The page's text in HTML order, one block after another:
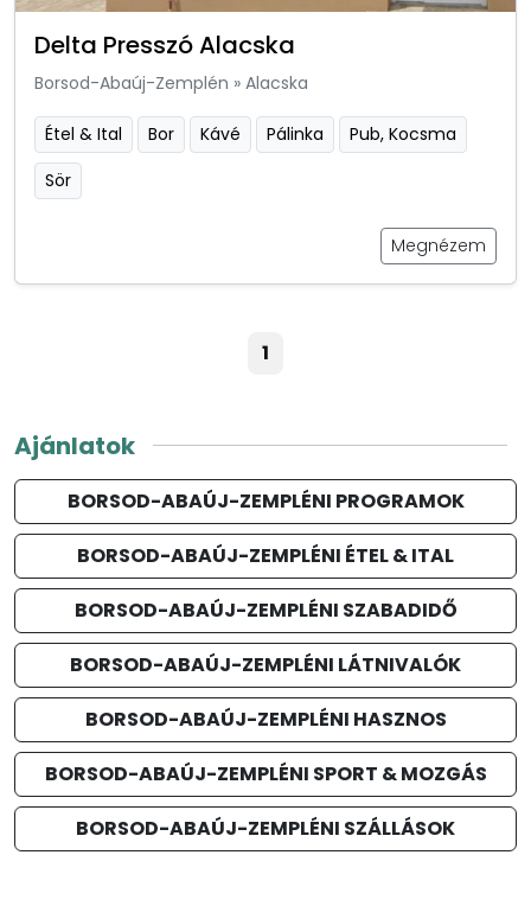
Delta Presszó Alacska
Borsod-Abaúj-Zemplén » Alacska
Étel & Ital Bor Kávé Pálinka
Pub, Kocsma
Sör
Megnézem
1
Ajánlatok
BORSOD-ABAÚJ-ZEMPLÉNI PROGRAMOK
BORSOD-ABAÚJ-ZEMPLÉNI ÉTEL & ITAL
BORSOD-ABAÚJ-ZEMPLÉNI SZABADIDŐ
BORSOD-ABAÚJ-ZEMPLÉNI LÁTNIVALÓK
BORSOD-ABAÚJ-ZEMPLÉNI HASZNOS
BORSOD-ABAÚJ-ZEMPLÉNI SPORT & MOZGÁS
BORSOD-ABAÚJ-ZEMPLÉNI SZÁLLÁSOK